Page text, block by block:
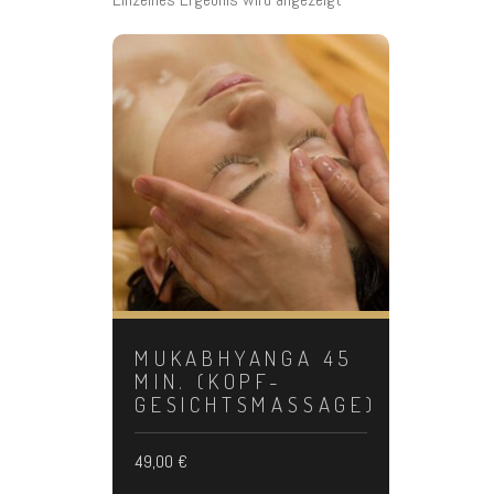
MUKABHYANGA 45
MIN. (KOPF-
GESICHTSMASSAGE)
49,00 €